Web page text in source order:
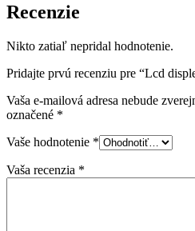
Recenzie
Nikto zatiaľ nepridal hodnotenie.
Pridajte prvú recenziu pre “Lcd
Vaša e-mailová adresa nebude
označené *
Vaše hodnotenie *
Vaša recenzia *